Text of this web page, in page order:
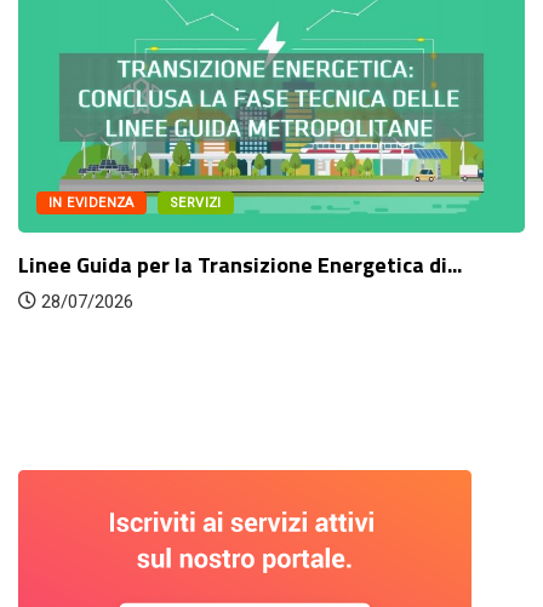
IN EVIDENZA SERVIZI
Linee Guida per la Transizione Energetica di...
28/07/2026